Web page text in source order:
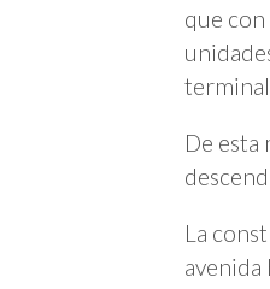
que
De esta
La
avenida